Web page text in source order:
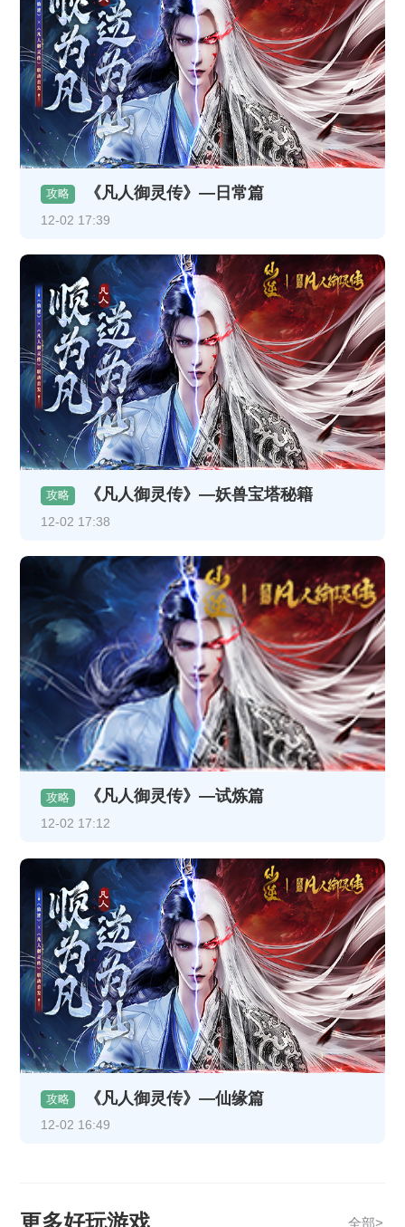
攻略 《凡人御灵传》—日常篇
12-02 17:39
攻略 《凡人御灵传》—妖兽宝塔秘籍
12-02 17:38
攻略 《凡人御灵传》—试炼篇
12-02 17:12
攻略 《凡人御灵传》—仙缘篇
12-02 16:49
全部>